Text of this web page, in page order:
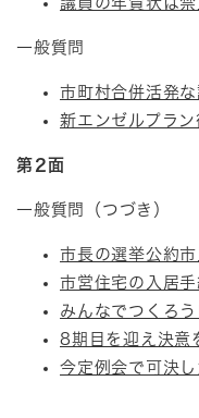
一般質問
市町村合併活発な
新エンゼルプラ
第2面
一般質問（つづき）
市長の選挙公約
市営住宅の入居
みんなでつくろ
8期目を迎え決意
今定例会で可決